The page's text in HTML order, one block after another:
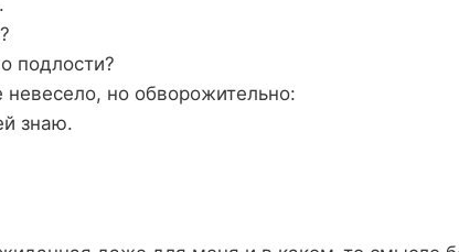
подлости?
но обворожительно:
знаю.